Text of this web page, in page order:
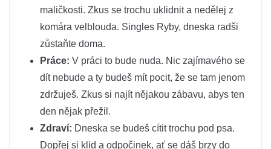
maličkosti. Zkus se trochu uklidnit a nedělej z
komára velblouda. Singles Ryby, dneska radši
zůstaňte doma.
Práce: V práci to bude nuda. Nic zajímavého se
dít nebude a ty budeš mít pocit, že se tam jenom
zdržuješ. Zkus si najít nějakou zábavu, abys ten
den nějak přežil.
Zdraví: Dneska se budeš cítit trochu pod psa.
Dopřej si klid a odpočinek, ať se dáš brzy do